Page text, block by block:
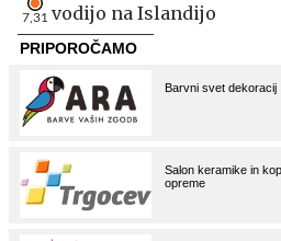
7,31 vodijo na Islandijo